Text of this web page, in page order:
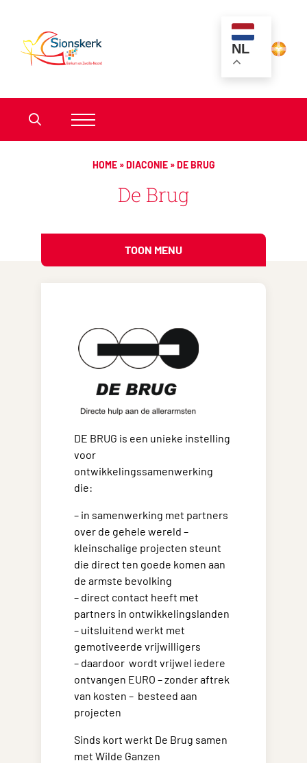
NL
HOME»DIACONIE»DE BRUG
De Brug
TOON MENU
DE BRUG is een unieke instelling
voor
ontwikkelingssamenwerking
die:
– in samenwerking met partners
over de gehele wereld –
kleinschalige projecten steunt
die direct ten goede komen aan
de armste bevolking
– direct contact heeft met
partners in ontwikkelingslanden
– uitsluitend werkt met
gemotiveerde vrijwilligers
– daardoor wordt vrijwel iedere
ontvangen EURO – zonder aftrek
van kosten – besteed aan
projecten
Sinds kort werkt De Brug samen
met Wilde Ganzen